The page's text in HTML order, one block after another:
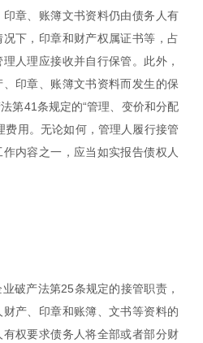
章、账簿文书资料仍由债务人有
下，印章和财产权属证书等，占
人理应接收并自行保管。此外，
印章、账簿文书资料而发生的保
第41条规定的“管理、变价和分配
费用。无论如何，管理人履行接管
内容之一，应当如实报告债权人
破产法第25条规定的接管职责，
产、印章和账簿、文书等资料的
权要求债务人将全部或者部分财